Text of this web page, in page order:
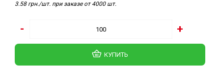
3.58 грн./шт. при заказе от 4000 шт.
- +
КУПИТЬ